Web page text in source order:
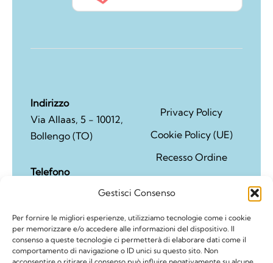
Gestisci Consenso
Per fornire le migliori esperienze, utilizziamo tecnologie come i cookie
per memorizzare e/o accedere alle informazioni del dispositivo. Il
consenso a queste tecnologie ci permetterà di elaborare dati come il
comportamento di navigazione o ID unici su questo sito. Non
Indirizzo
Via Allaas, 5 - 10012,
Bollengo (TO)
Telefono
342 3942167 - 0125 57
Privacy Policy
Cookie Policy (UE)
Recesso Ordine
Politica di rimborso e
reso